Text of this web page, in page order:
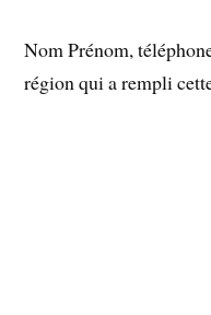
Nom Prénom,
région qui a rempli